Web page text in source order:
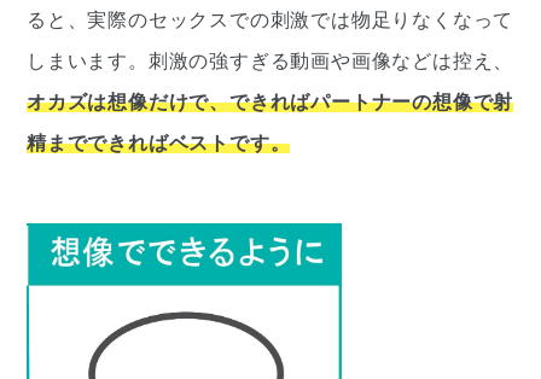
ると、実際のセックスでの刺激では物足りなくなって
しまいます。刺激の強すぎる動画や画像などは控え、
オカズは想像だけで、できればパートナーの想像で射
精までできればベストです。